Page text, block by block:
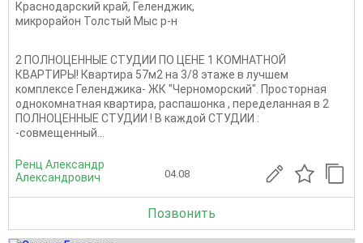
Краснодарский край, Геленджик,
микрорайон Толстый Мыс р-н
2 ПОЛНОЦЕННЫЕ СТУДИИ ПО ЦЕНЕ 1 КОМНАТНОЙ
КВАРТИРЫ! Квартира 57м2 на 3/8 этаже в лучшем
комплексе Геленджика- ЖК "Черноморский". Просторная
однокомнатная квартира, распашонка , переделанная в 2
ПОЛНОЦЕННЫЕ СТУДИИ ! В каждой СТУДИИ :
-совмещенный...
Ренц Александр
Александрович
04.08
Позвонить